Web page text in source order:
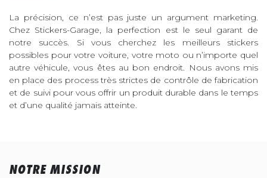
La précision, ce n’est pas juste un argument marketing.
Chez Stickers-Garage, la perfection est le seul garant de
notre succès. Si vous cherchez les meilleurs stickers
possibles pour votre voiture, votre moto ou n’importe quel
autre véhicule, vous êtes au bon endroit. Nous avons mis
en place des process très strictes de contrôle de fabrication
et de suivi pour vous offrir un produit durable dans le temps
et d’une qualité jamais atteinte.
NOTRE MISSION